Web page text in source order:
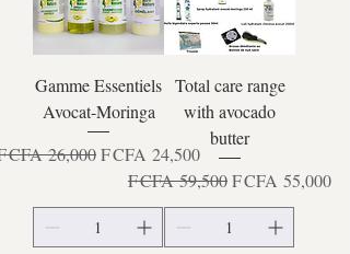
Gamme Essentiels
Avocat-Moringa
Price
CFA 26,000Sale Price
F CFA 24,500
Total care range
with avocado
butter
Regular Price
F CFA 59,500Sale Price
F CFA 55,000